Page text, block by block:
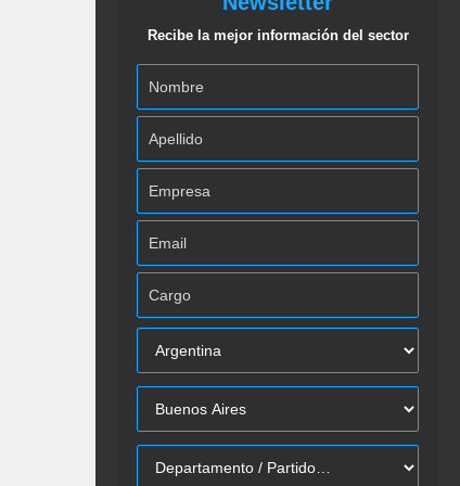
Recibe la mejor información del sector